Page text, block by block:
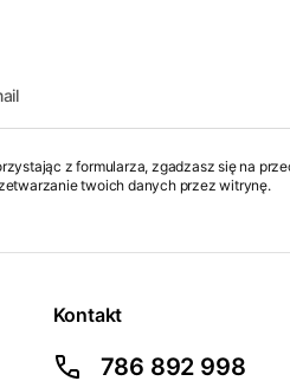
z formularza, zgadzasz się na
twoich danych przez witrynę.
Kontakt
786 892 998